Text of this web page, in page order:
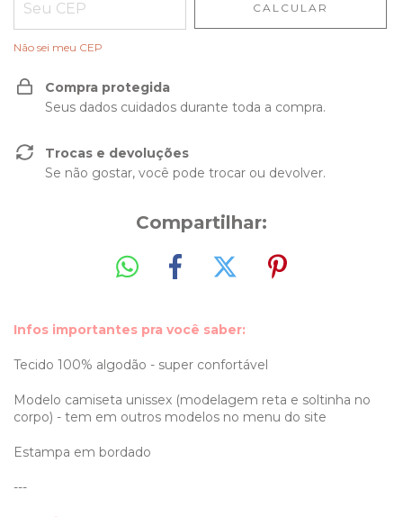
CALCULAR
Não sei meu CEP
Compra protegida
Seus dados cuidados durante toda a compra.
Trocas e devoluções
Se não gostar, você pode trocar ou devolver.
Compartilhar:
Infos importantes pra você saber:
Tecido 100% algodão - super confortável
Modelo camiseta unissex (modelagem reta e soltinha no
corpo) - tem em outros modelos no menu do site
Estampa em bordado
---